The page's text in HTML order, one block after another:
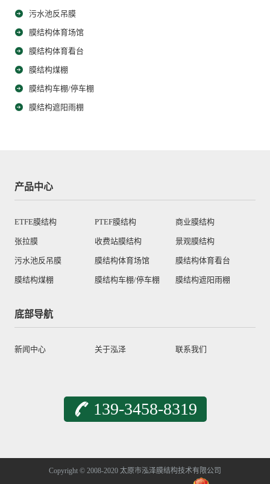
污水池反吊膜
膜结构体育场馆
膜结构体育看台
膜结构煤棚
膜结构车棚/停车棚
膜结构遮阳雨棚
产品中心
ETFE膜结构 PTEF膜结构 商业膜结构
张拉膜 收费站膜结构 景观膜结构
污水池反吊膜 膜结构体育场馆 膜结构体育看台
膜结构煤棚 膜结构车棚/停车棚 膜结构遮阳雨棚
底部导航
新闻中心 关于泓泽 联系我们
139-3458-8319
Copyright © 2008-2020 太原市泓泽膜结构技术有限公司